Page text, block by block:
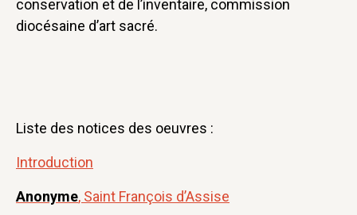
conservation et de l’inventaire, commission
diocésaine d’art sacré.
Liste des notices des oeuvres :
Introduction
Anonyme, Saint François d’Assise